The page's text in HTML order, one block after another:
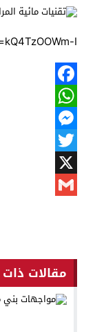
I
Facebook
WhatsApp
Messenger
Twitter
X
مقالات